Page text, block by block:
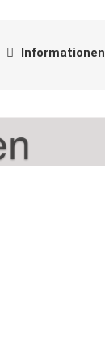
Informationen